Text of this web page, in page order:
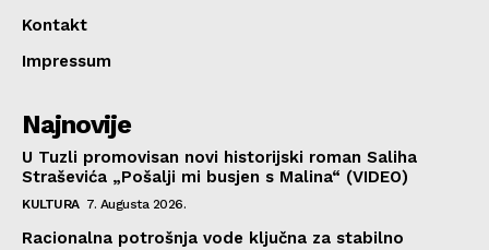
Kontakt
Impressum
Najnovije
U Tuzli promovisan novi historijski roman Saliha
Straševića „Pošalji mi busjen s Malina“ (VIDEO)
KULTURA 7. Augusta 2026.
Racionalna potrošnja vode ključna za stabilno